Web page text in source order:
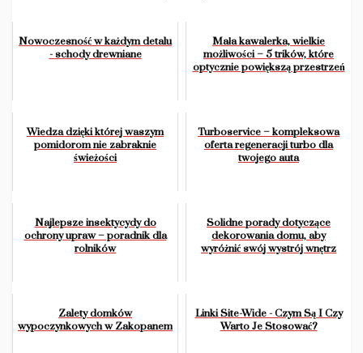
Nowoczesność w każdym detalu
- schody drewniane
Mała kawalerka, wielkie
możliwości – 5 trików, które
optycznie powiększą przestrzeń
Wiedza dzięki której waszym
pomidorom nie zabraknie
świeżości
Turboservice – kompleksowa
oferta regeneracji turbo dla
twojego auta
Najlepsze insektycydy do
ochrony upraw – poradnik dla
rolników
Solidne porady dotyczące
dekorowania domu, aby
wyróżnić swój wystrój wnętrz
Zalety domków
wypoczynkowych w Zakopanem
Linki Site-Wide - Czym Są I Czy
Warto Je Stosować?